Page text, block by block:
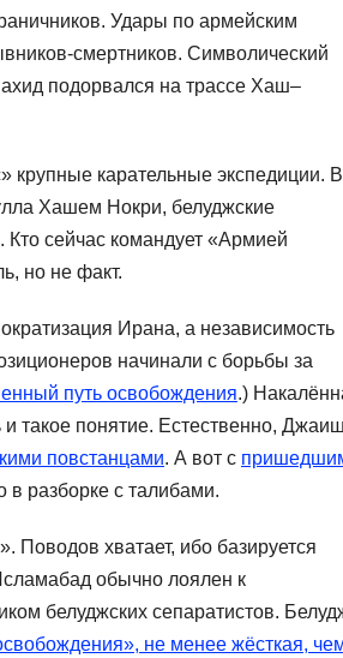
Удары по армейским
смертников. Символический
подорвался на трассе Хаш–
карательные экспедиции. В
Хашем Нокри, белуджские
сейчас командует «Армией
но не факт.
Ирана, а независимость
начинали с борьбы за
путь освобождения.)
такое понятие. Естественно,
повстанцами. А вот с
разборке с талибами.
Поводов хватает, ибо базируется
обычно лоялен к
белуджских сепаратистов.
не менее жёсткая,